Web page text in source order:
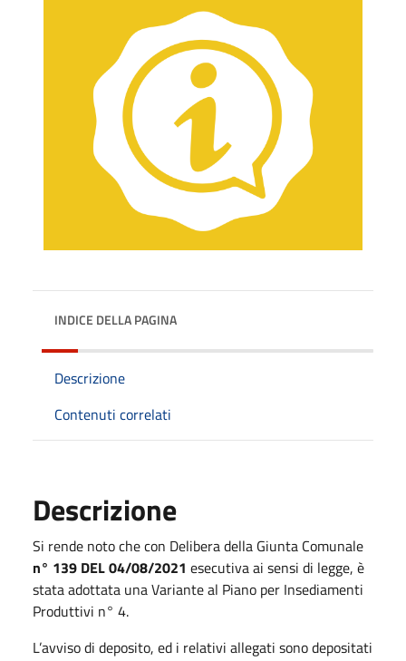
INDICE DELLA PAGINA
Descrizione
Contenuti correlati
Descrizione
Si rende noto che con Delibera della Giunta Comunale
n° 139 DEL 04/08/2021 esecutiva ai sensi di legge, è
stata adottata una Variante al Piano per Insediamenti
Produttivi n° 4.
L’avviso di deposito, ed i relativi allegati sono depositati